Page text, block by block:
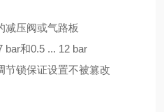
减压阀或气路板
bar和0.5 ... 12 bar
节锁保证设置不被篡改